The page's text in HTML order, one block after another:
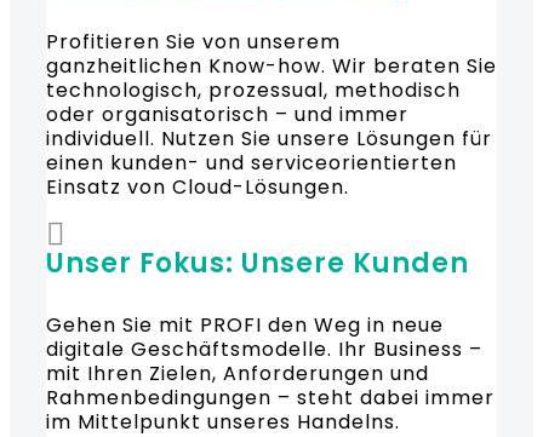
Profitieren Sie von unserem
ganzheitlichen Know-how. Wir beraten Sie
technologisch, prozessual, methodisch
oder organisatorisch – und immer
individuell. Nutzen Sie unsere Lösungen für
einen kunden- und serviceorientierten
Einsatz von Cloud-Lösungen.
Unser Fokus: Unsere Kunden
Gehen Sie mit PROFI den Weg in neue
digitale Geschäftsmodelle. Ihr Business –
mit Ihren Zielen, Anforderungen und
Rahmenbedingungen – steht dabei immer
im Mittelpunkt unseres Handelns.